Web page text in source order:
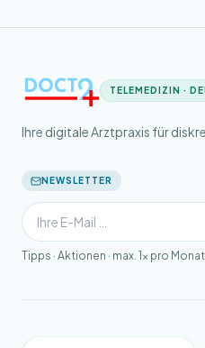
TELEMEDIZIN ·
Ihre digitale Arztpraxis für
NEWSLETTER
Tipps · Aktionen · max. 1× pro